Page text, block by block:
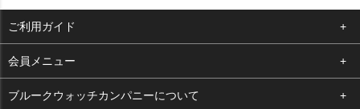
ご利用ガイド
よくある質問
支払い・送料
会員メニュー
ログイン
ブルークウォッチカンパニーについて